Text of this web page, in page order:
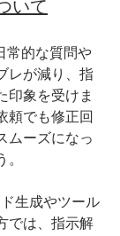
いて
常的な質問や
レが減り、指
印象を受けま
頼でも修正回
ムーズになっ
生成やツール
では、指示解